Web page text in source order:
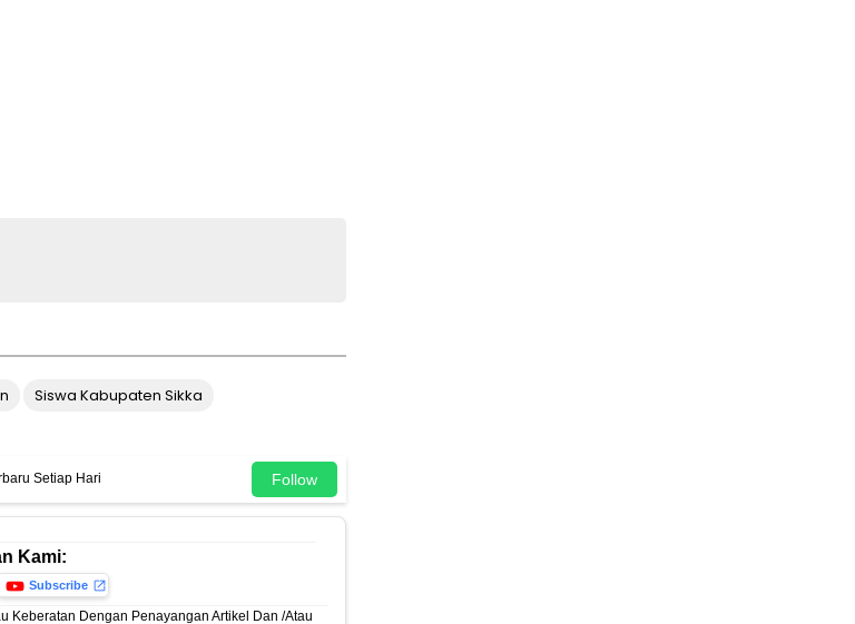
Siswa Kabupaten Sikka
Setiap Hari Follow
Kami:
Subscribe
Keberatan Dengan Penayangan Artikel Dan /Atau